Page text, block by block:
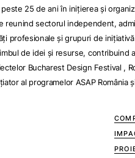
25 de ani în inițierea și
reunind sectorul independent,
profesionale și grupuri de
de idei și resurse,
Bucharest Design Festival,
al programelorASAP România